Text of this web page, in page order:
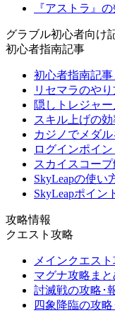
『アストラ』
グラブル初心者向け
初心者指南記事
初心者指南記事
リセマラのや
隠しトレジャ
スキル上げの
カジノでメダ
ログインポイ
スカイスコープ
SkyLeapの使い
SkyLeapポイン
攻略情報
クエスト攻略
メインクエス
マグナ攻略まと
討滅戦の攻略･
四象降臨の攻